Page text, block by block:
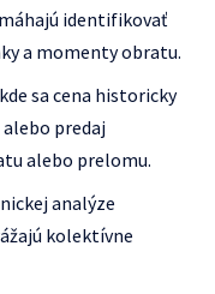
identifikovať
a momenty obratu.
sa cena historicky
predaj
alebo prelomu.
analýze
kolektívne